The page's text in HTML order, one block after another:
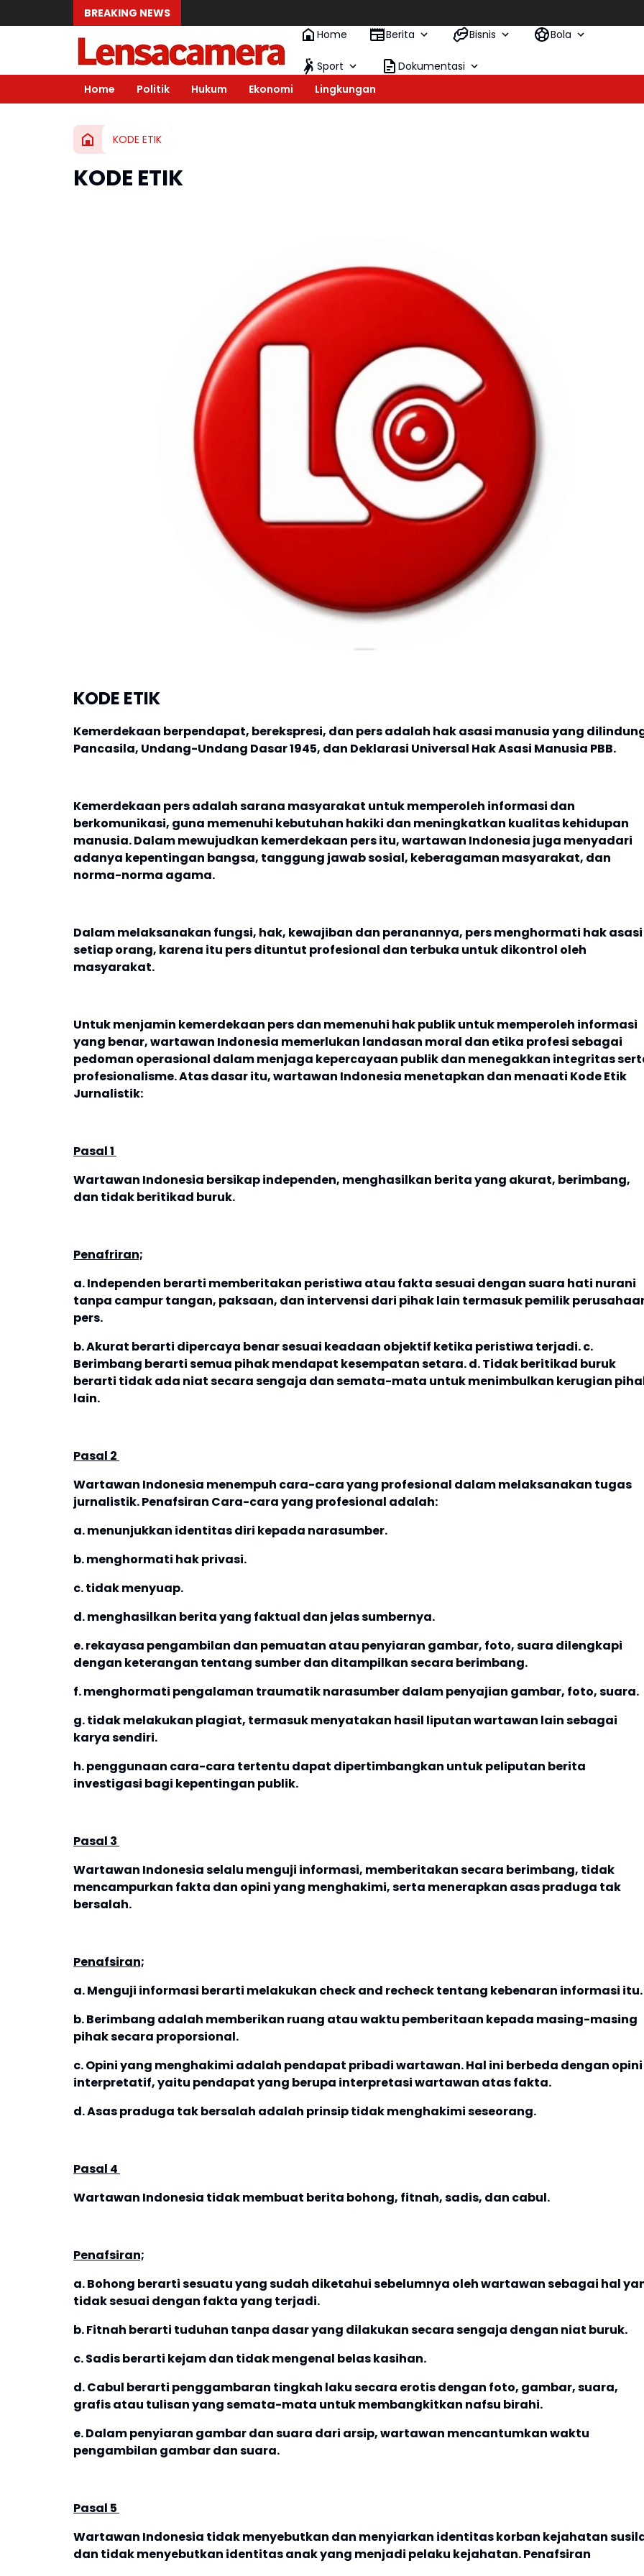
BREAKING NEWS
Home
Berita Bisnis Bola
Sport
Dokumentasi
Home
Politik Hukum Ekonomi Lingkungan
KODE ETIK
KODE ETIK
KODE ETIK
Kemerdekaan berpendapat, berekspresi, dan pers adalah hak asasi manusia yang
Pancasila, Undang-Undang Dasar 1945, dan Deklarasi Universal Hak Asasi Manusia PBB.
Kemerdekaan pers adalah sarana masyarakat untuk memperoleh informasi dan
berkomunikasi, guna memenuhi kebutuhan hakiki dan meningkatkan kualitas kehidupan
manusia. Dalam mewujudkan kemerdekaan pers itu, wartawan Indonesia juga menyadari
adanya kepentingan bangsa, tanggung jawab sosial, keberagaman masyarakat, dan
norma-norma agama.
Dalam melaksanakan fungsi, hak, kewajiban dan peranannya, pers menghormati hak asasi
setiap orang, karena itu pers dituntut profesional dan terbuka untuk dikontrol oleh
masyarakat.
Untuk menjamin kemerdekaan pers dan memenuhi hak publik untuk memperoleh informasi
yang benar, wartawan Indonesia memerlukan landasan moral dan etika profesi sebagai
pedoman operasional dalam menjaga kepercayaan publik dan menegakkan integritas
profesionalisme. Atas dasar itu, wartawan Indonesia menetapkan dan menaati Kode Etik
Jurnalistik:
Pasal 1
Wartawan Indonesia bersikap independen, menghasilkan berita yang akurat, berimbang,
dan tidak beritikad buruk.
Penafriran;
a. Independen berarti memberitakan peristiwa atau fakta sesuai dengan suara hati nurani
tanpa campur tangan, paksaan, dan intervensi dari pihak lain termasuk pemilik
pers.
b. Akurat berarti dipercaya benar sesuai keadaan objektif ketika peristiwa terjadi. c.
Berimbang berarti semua pihak mendapat kesempatan setara. d. Tidak beritikad buruk
berarti tidak ada niat secara sengaja dan semata-mata untuk menimbulkan kerugian
lain.
Pasal 2
Wartawan Indonesia menempuh cara-cara yang profesional dalam melaksanakan tugas
jurnalistik. Penafsiran Cara-cara yang profesional adalah:
a. menunjukkan identitas diri kepada narasumber.
b. menghormati hak privasi.
c. tidak menyuap.
d. menghasilkan berita yang faktual dan jelas sumbernya.
e. rekayasa pengambilan dan pemuatan atau penyiaran gambar, foto, suara dilengkapi
dengan keterangan tentang sumber dan ditampilkan secara berimbang.
f. menghormati pengalaman traumatik narasumber dalam penyajian gambar, foto, suara.
g. tidak melakukan plagiat, termasuk menyatakan hasil liputan wartawan lain sebagai
karya sendiri.
h. penggunaan cara-cara tertentu dapat dipertimbangkan untuk peliputan berita
investigasi bagi kepentingan publik.
Pasal 3
Wartawan Indonesia selalu menguji informasi, memberitakan secara berimbang, tidak
mencampurkan fakta dan opini yang menghakimi, serta menerapkan asas praduga tak
bersalah.
Penafsiran;
a. Menguji informasi berarti melakukan check and recheck tentang kebenaran informasi itu.
b. Berimbang adalah memberikan ruang atau waktu pemberitaan kepada masing-masing
pihak secara proporsional.
c. Opini yang menghakimi adalah pendapat pribadi wartawan. Hal ini berbeda dengan opini
interpretatif, yaitu pendapat yang berupa interpretasi wartawan atas fakta.
d. Asas praduga tak bersalah adalah prinsip tidak menghakimi seseorang.
Pasal 4
Wartawan Indonesia tidak membuat berita bohong, fitnah, sadis, dan cabul.
Penafsiran;
a. Bohong berarti sesuatu yang sudah diketahui sebelumnya oleh wartawan sebagai hal
tidak sesuai dengan fakta yang terjadi.
b. Fitnah berarti tuduhan tanpa dasar yang dilakukan secara sengaja dengan niat buruk.
c. Sadis berarti kejam dan tidak mengenal belas kasihan.
d. Cabul berarti penggambaran tingkah laku secara erotis dengan foto, gambar, suara,
grafis atau tulisan yang semata-mata untuk membangkitkan nafsu birahi.
e. Dalam penyiaran gambar dan suara dari arsip, wartawan mencantumkan waktu
pengambilan gambar dan suara.
Pasal 5
Wartawan Indonesia tidak menyebutkan dan menyiarkan identitas korban kejahatan
dan tidak menyebutkan identitas anak yang menjadi pelaku kejahatan. Penafsiran